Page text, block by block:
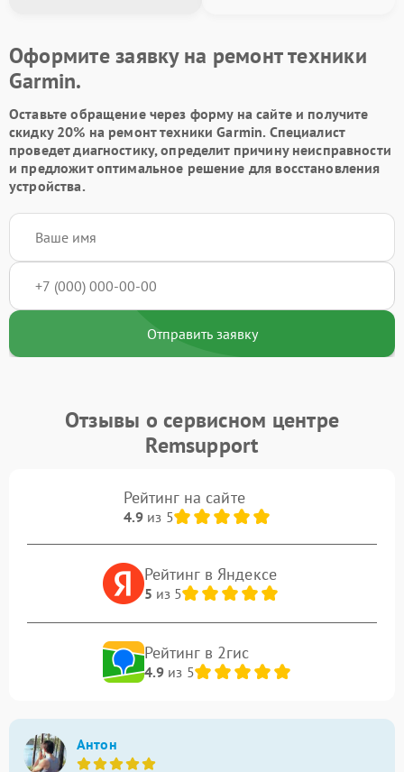
Оформите заявку на ремонт техники
Garmin.
Оставьте обращение через форму на сайте и получите
скидку 20% на ремонт техники Garmin. Специалист
проведет диагностику, определит причину неисправности
и предложит оптимальное решение для восстановления
устройства.
Отправить заявку
Отзывы о сервисном центре
Remsupport
Рейтинг на сайте
4.9из 5
Рейтинг в Яндексе
5 из 5
Рейтинг в 2гис
4.9из 5
Антон